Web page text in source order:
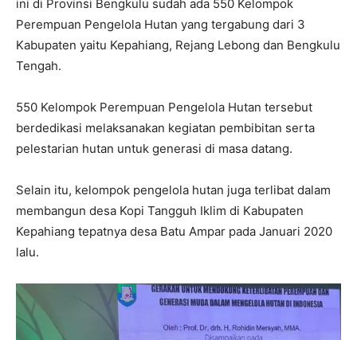
ini di Provinsi Bengkulu sudah ada 550 Kelompok
Perempuan Pengelola Hutan yang tergabung dari 3
Kabupaten yaitu Kepahiang, Rejang Lebong dan Bengkulu
Tengah.
550 Kelompok Perempuan Pengelola Hutan tersebut
berdedikasi melaksanakan kegiatan pembibitan serta
pelestarian hutan untuk generasi di masa datang.
Selain itu, kelompok pengelola hutan juga terlibat dalam
membangun desa Kopi Tangguh Iklim di Kabupaten
Kepahiang tepatnya desa Batu Ampar pada Januari 2020
lalu.